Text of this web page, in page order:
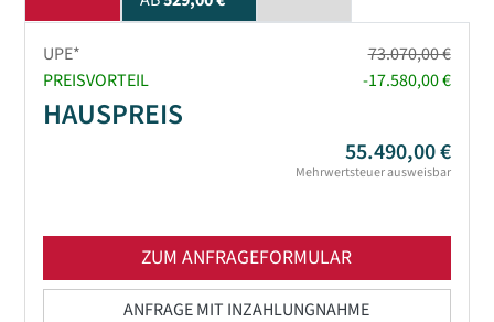
UPE*
73.070,00 €
PREISVORTEIL
-17.580,00 €
HAUSPREIS
55.490,00 €
Mehrwertsteuer ausweisbar
ZUM ANFRAGEFORMULAR
ANFRAGE MIT INZAHLUNGNAHME